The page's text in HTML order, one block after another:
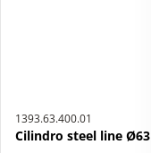
1393.63.400.01
Cilindro steel line Ø63